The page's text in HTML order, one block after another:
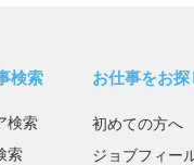
検索
検索
索
お仕事をお
初めての方へ
ジョブフィー